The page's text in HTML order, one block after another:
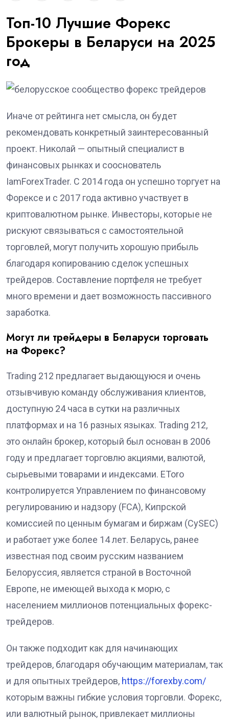
Топ-10 Лучшие Форекс
Брокеры в Беларуси на 2025
год
Иначе от рейтинга нет смысла, он будет
рекомендовать конкретный заинтересованный
проект. Николай — опытный специалист в
финансовых рынках и сооснователь
IamForexTrader. С 2014 года он успешно торгует на
Форексе и с 2017 года активно участвует в
криптовалютном рынке. Инвесторы, которые не
рискуют связываться с самостоятельной
торговлей, могут получить хорошую прибыль
благодаря копированию сделок успешных
трейдеров. Составление портфеля не требует
много времени и дает возможность пассивного
заработка.
Могут ли трейдеры в Беларуси торговать
на Форекс?
Trading 212 предлагает выдающуюся и очень
отзывчивую команду обслуживания клиентов,
доступную 24 часа в сутки на различных
платформах и на 16 разных языках. Trading 212,
это онлайн брокер, который был основан в 2006
году и предлагает торговлю акциями, валютой,
сырьевыми товарами и индексами. EToro
контролируется Управлением по финансовому
регулированию и надзору (FCA), Кипрской
комиссией по ценным бумагам и биржам (CySEC)
и работает уже более 14 лет. Беларусь, ранее
известная под своим русским названием
Белоруссия, является страной в Восточной
Европе, не имеющей выхода к морю, с
населением миллионов потенциальных форекс-
трейдеров.
Он также подходит как для начинающих
трейдеров, благодаря обучающим материалам, так
и для опытных трейдеров, https://forexby.com/
которым важны гибкие условия торговли. Форекс‚
или валютный рынок‚ привлекает миллионы